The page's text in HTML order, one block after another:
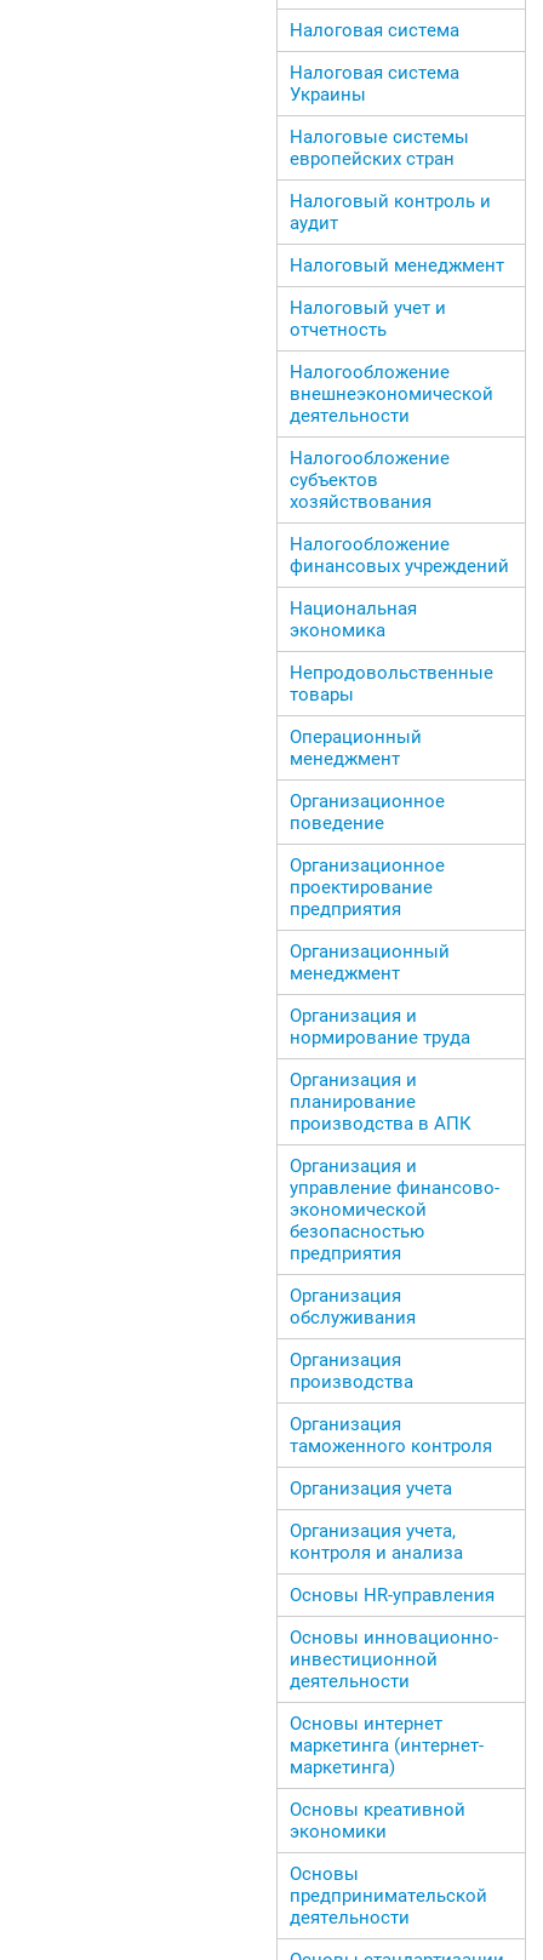
Налоговая система
Налоговая система
Украины
Налоговые системы
европейских стран
Налоговый контроль и
аудит
Налоговый менеджмент
Налоговый учет и
отчетность
Налогообложение
внешнеэкономической
деятельности
Налогообложение
субъектов
хозяйствования
Налогообложение
финансовых учреждений
Национальная
экономика
Непродовольственные
товары
Операционный
менеджмент
Организационное
поведение
Организационное
проектирование
предприятия
Организационный
менеджмент
Организация и
нормирование труда
Организация и
планирование
производства в АПК
Организация и
управление финансово-
экономической
безопасностью
предприятия
Организация
обслуживания
Организация
производства
Организация
таможенного контроля
Организация учета
Организация учета,
контроля и анализа
Основы HR-управления
Основы инновационно-
инвестиционной
деятельности
Основы интернет
маркетинга (интернет-
маркетинга)
Основы креативной
экономики
Основы
предпринимательской
деятельности